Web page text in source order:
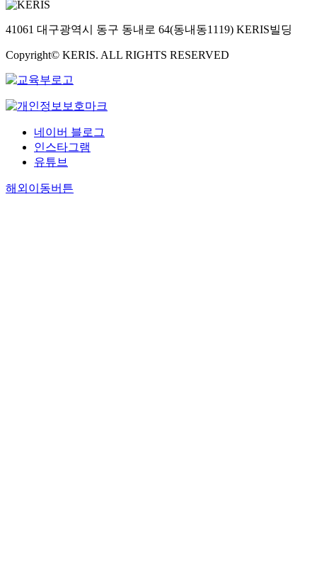
41061 대구광역시 동구 동내로 64(동내동1119) KERIS빌딩
Copyright© KERIS. ALL RIGHTS RESERVED
네이버 블로그
인스타그램
유튜브
해외이동버튼